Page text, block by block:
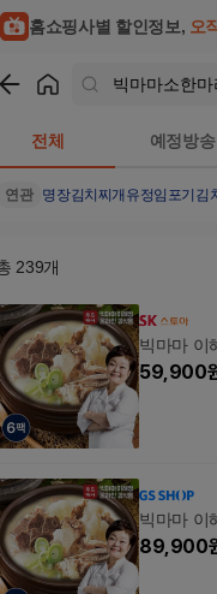
홈쇼핑사별 할인정보, 오
전체 예정방송
연관 명장김치찌개 유정임포기김
239개
빅마마 이
59,900
빅마마 이
89,900